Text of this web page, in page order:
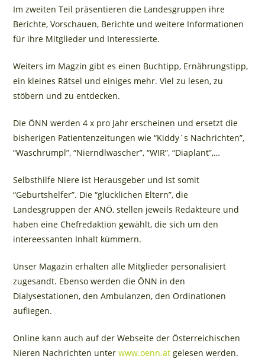
Im zweiten Teil präsentieren die Landesgruppen ihre
Berichte, Vorschauen, Berichte und weitere Informationen
für ihre Mitglieder und Interessierte.
Weiters im Magzin gibt es einen Buchtipp, Ernährungstipp,
ein kleines Rätsel und einiges mehr. Viel zu lesen, zu
stöbern und zu entdecken.
Die ÖNN werden 4 x pro Jahr erscheinen und ersetzt die
bisherigen Patientenzeitungen wie “Kiddy´s Nachrichten”,
“Waschrumpl”, “Nierndlwascher”, “WIR”, “Diaplant”,…
Selbsthilfe Niere ist Herausgeber und ist somit
“Geburtshelfer”. Die “glücklichen Eltern”, die
Landesgruppen der ANÖ, stellen jeweils Redakteure und
haben eine Chefredaktion gewählt, die sich um den
intereessanten Inhalt kümmern.
Unser Magazin erhalten alle Mitglieder personalisiert
zugesandt. Ebenso werden die ÖNN in den
Dialysestationen, den Ambulanzen, den Ordinationen
aufliegen.
Online kann auch auf der Webseite der Österreichischen
Nieren Nachrichten unterwww.oenn.at gelesen werden.